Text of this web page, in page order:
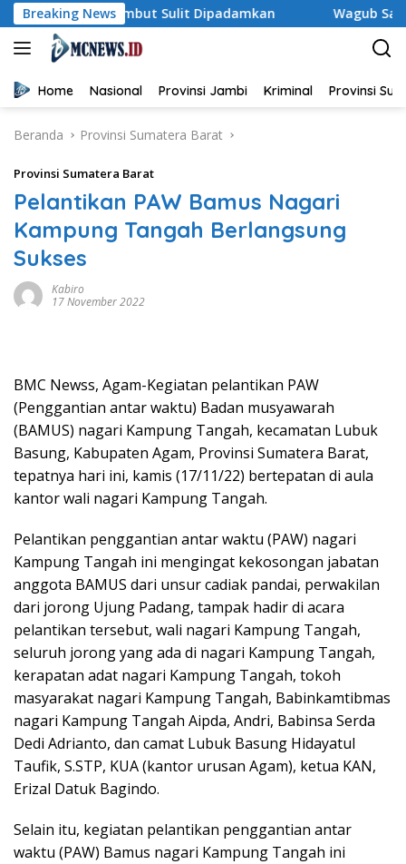
Langsung
ke
konten
Breaking News
Gambut Sulit Dipadamkan Wagub Sani: Bentengi
Home Nasional Provinsi Jambi Kriminal Provinsi
Beranda Provinsi Sumatera Barat
Provinsi Sumatera Barat
Pelantikan PAW Bamus Nagari
Kampung Tangah Berlangsung
Sukses
Kabiro
17 November 2022
BMC Newss, Agam-Kegiatan pelantikan PAW
(Penggantian antar waktu) Badan musyawarah
(BAMUS) nagari Kampung Tangah, kecamatan Lubuk
Basung, Kabupaten Agam, Provinsi Sumatera Barat,
tepatnya hari ini, kamis (17/11/22) bertepatan di aula
kantor wali nagari Kampung Tangah.
Pelantikan penggantian antar waktu (PAW) nagari
Kampung Tangah ini mengingat kekosongan jabatan
anggota BAMUS dari unsur cadiak pandai, perwakilan
dari jorong Ujung Padang, tampak hadir di acara
pelantikan tersebut, wali nagari Kampung Tangah,
seluruh jorong yang ada di nagari Kampung Tangah,
kerapatan adat nagari Kampung Tangah, tokoh
masyarakat nagari Kampung Tangah, Babinkamtibmas
nagari Kampung Tangah Aipda, Andri, Babinsa Serda
Dedi Adrianto, dan camat Lubuk Basung Hidayatul
Taufik, S.STP, KUA (kantor urusan Agam), ketua KAN,
Erizal Datuk Bagindo.
Selain itu, kegiatan pelantikan penggantian antar
waktu (PAW) Bamus nagari Kampung Tangah ini